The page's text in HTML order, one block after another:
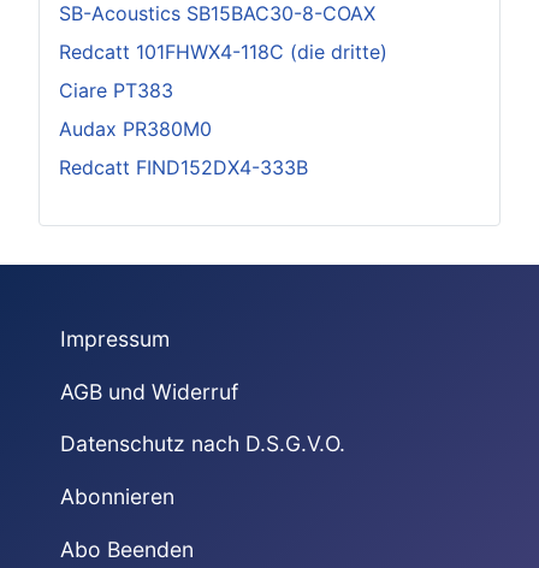
SB-Acoustics SB15BAC30-8-COAX
Redcatt 101FHWX4-118C (die dritte)
Ciare PT383
Audax PR380M0
Redcatt FIND152DX4-333B
Impressum
AGB und Widerruf
Datenschutz nach D.S.G.V.O.
Abonnieren
Abo Beenden